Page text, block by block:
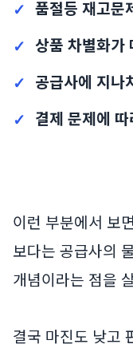
품절등 재고문
상품 차별화가
공급사에 지나
결제 문제에
이런 부분에서 보
보다는 공급사의
개념이라는 점을
결국 마진도 낮고